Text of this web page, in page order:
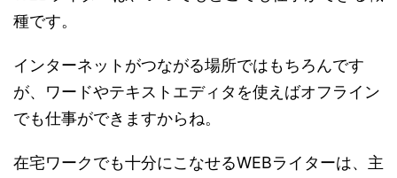
種です。
インターネットがつながる場所ではもちろんです
が、ワードやテキストエディタを使えばオフライン
でも仕事ができますからね。
在宅ワークでも十分にこなせるWEBライターは、主